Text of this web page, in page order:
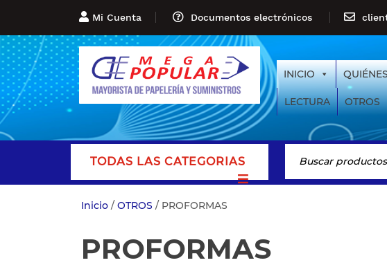
Mi Cuenta Documentos electrónicos
INICIO
LECTURA OTROS
TODAS LAS CATEGORIAS
Inicio / OTROS / PROFORMAS
PROFORMAS